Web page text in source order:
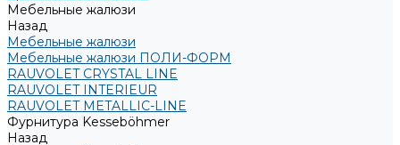
Мебельные жалюзи
Назад
Мебельные жалюзи
Мебельные жалюзи ПОЛИ-ФОРМ
RAUVOLET CRYSTAL LINE
RAUVOLET INTERIEUR
RAUVOLET METALLIC-LINE
Фурнитура Kesseböhmer
Назад